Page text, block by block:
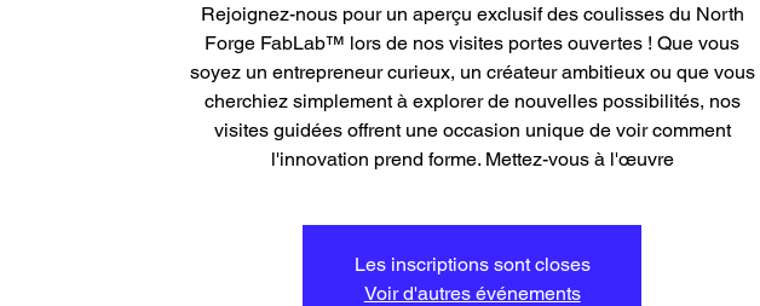
Rejoignez-nous pour un aperçu exclusif des coulisses du North
Forge FabLab™ lors de nos visites portes ouvertes ! Que vous
soyez un entrepreneur curieux, un créateur ambitieux ou que vous
cherchiez simplement à explorer de nouvelles possibilités, nos
visites guidées offrent une occasion unique de voir comment
l'innovation prend forme. Mettez-vous à l'œuvre
Les inscriptions sont closes
Voir d'autres événements